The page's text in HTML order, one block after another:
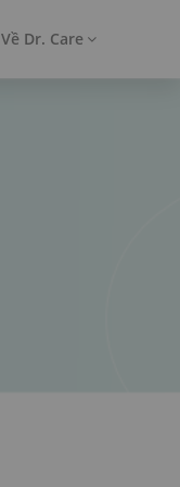
Về Dr. Care